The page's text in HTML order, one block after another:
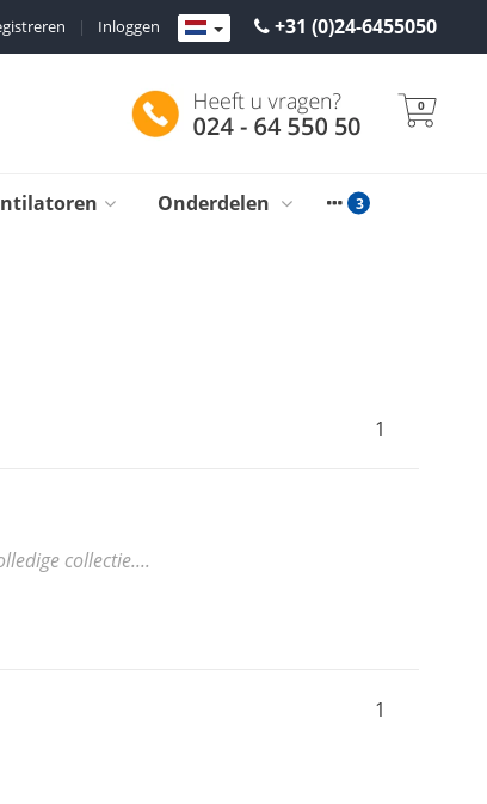
+31 (0)24-6455050
Inloggen
|
0
Onderdelen
1
collectie....
1